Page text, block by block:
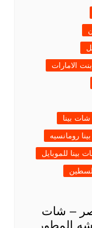
الامارات
شات بينا
رومانسيه
بينا للموبايل
– شات
المطور